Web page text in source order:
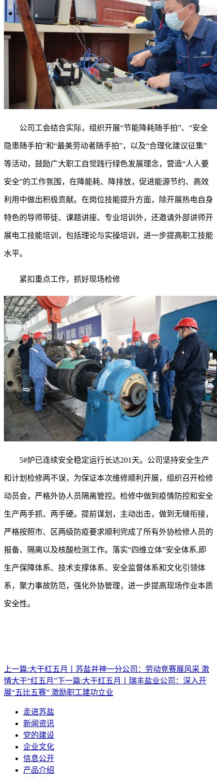
公司工会结合实际，组织开展“节能降耗随手拍”、“安全
隐患随手拍”和“最美劳动者随手拍”，以及“合理化建议征集”
等活动，鼓励广大职工自觉践行绿色发展理念，营造“人人要
安全”的工作氛围，在降能耗、降排放，促进能源节约、高效
利用中做出积极贡献。在岗位技能提升方面，除开展热电自身
特色的导师带徒、课题讲座、专业培训外，还邀请外部讲师开
展电工技能培训，包括理论与实操培训，进一步提高职工技能
水平。
紧扣重点工作，抓好现场检修
5#炉已连续安全稳定运行长达201天。公司坚持安全生产
和计划检修两不误，为保证本次维修顺利开展，组织召开检修
动员会，严格外协人员隔离管控。检修中做到疫情防控和安全
生产两手抓、两手硬。提前谋划，主动出击，做到无缝衔接，
严格按照市、区两级防疫要求顺利完成了所有外协检修人员的
报备、隔离以及核酸检测工作。落实“四维立体”安全体系,即
生产保障体系、技术支撑体系、安全监督体系和文化引领体
系，聚力事故防范，强化外协管理，进一步提高现场作业本质
安全性。
上一篇:大干红五月丨苏盐井神一分公司：劳动竞赛展风采 激
情大干“红五月”下一篇:大干红五月丨瑞丰盐业公司：深入开
展“五比五赛” 激励职工建功立业
走进苏盐
新闻资讯
党的建设
企业文化
信息公开
产品介绍